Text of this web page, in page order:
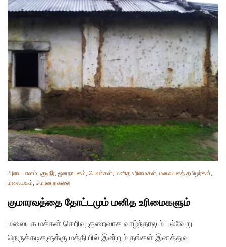
அடையாளம், குடிநீர், ஜனநாயகம், பெண்கள், மனித உரிமைகள், மலையகத் தமிழர்கள்,
மலையகம், மொனராகலை
குமாரவத்தை தோட்டமும் மனித உரிமைகளும்
மலையக மக்கள் செறிவு குறைவாக வாழ்ந்தாலும் பல்வேறு
நெருக்கடிகளுக்கு மத்தியில் இன்றும் தங்கள் இனத்துவ